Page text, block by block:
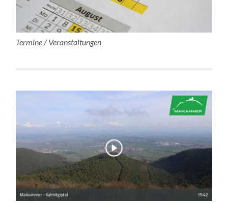
Termine / Veranstaltungen